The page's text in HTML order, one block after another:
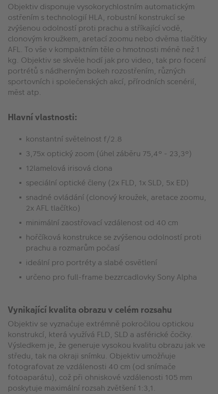
Objektiv disponuje vysokorychlostním automatickým
ostřením s technologií HLA, robustní konstrukcí se
zvýšenou odolností proti prachu a stříkající vodě,
clonovým kroužkem, aretací zoomu nebo dvěma tlačítky
AFL. To vše v kompaktním těle o hmotnosti méně než 1
kg. Objektiv se skvěle hodí jak pro video, tak pro focení
portrétů s nádherným bokeh rozostřením, různých
sportovních i společenských akcí, přírodních scenérií,
měst atp.
Hlavní vlastnosti:
konstantní světelnost f/2.8
3,75x optický zoom (úhel záběru 75,4° - 23,3°)
12lamelová irisová clona
speciální optické členy (2x FLD, 1x SLD, 5x ED)
snadné ovládání (clonový kroužek, aretace zoomu,
2x AFL tlačítko)
minimální zaostřovací vzdálenost od 40 cm
hořčíková konstrukce se zvýšenou odolností proti
prachu a rozmarům počasí
ideální pro portréty a slabé osvětlení
určeno pro full-frame bezzrcadlovky Sony Alpha
Vynikající kvalita obrazu v celém rozsahu
Objektiv se vyznačuje extrémně pokročilou optickou
konstrukcí, která využívá FLD, SLD a asférické čočky.
Výsledkem je, že generuje vysokou kvalitu obrazu jak ve
středu, tak na okraji snímku. Objektiv umožňuje
fotografovat ze vzdálenosti 40 cm (od snímače
fotoaparátu), což při ohniskové vzdálenosti 105 mm
poskytuje maximální rozsah zvětšení 1:3,1.